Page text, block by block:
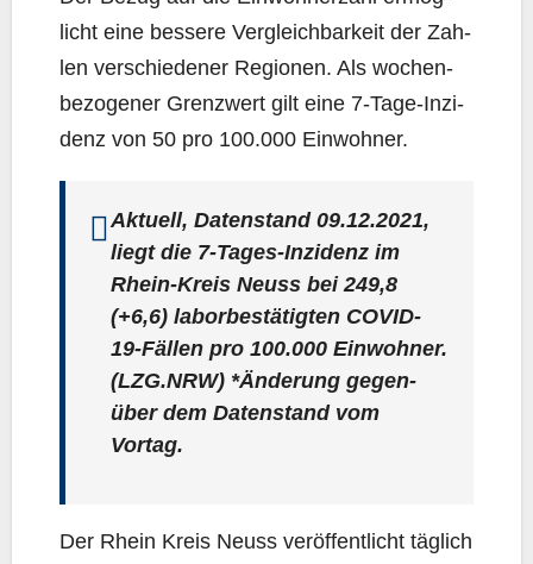
licht eine bes­se­re Ver­gleich­bar­keit der Zah­
len ver­schie­de­ner Regio­nen. Als wochen­
be­zo­ge­ner Grenz­wert gilt eine 7‑Ta­ge-Inzi­
denz von 50 pro 100.000 Einwohner.
Aktu­ell, Daten­stand 09.12.2021,
liegt die 7‑Ta­ges-Inzi­denz im
Rhein-Kreis Neuss bei249,8
(+6,6) labor­be­stä­tig­ten COVID-
19-Fäl­len pro 100.000 Ein­woh­ner.
(LZG.NRW) *Ände­rung gegen­
über dem Daten­stand vom
Vortag.
Der Rhein Kreis Neuss ver­öf­fent­licht täg­lich